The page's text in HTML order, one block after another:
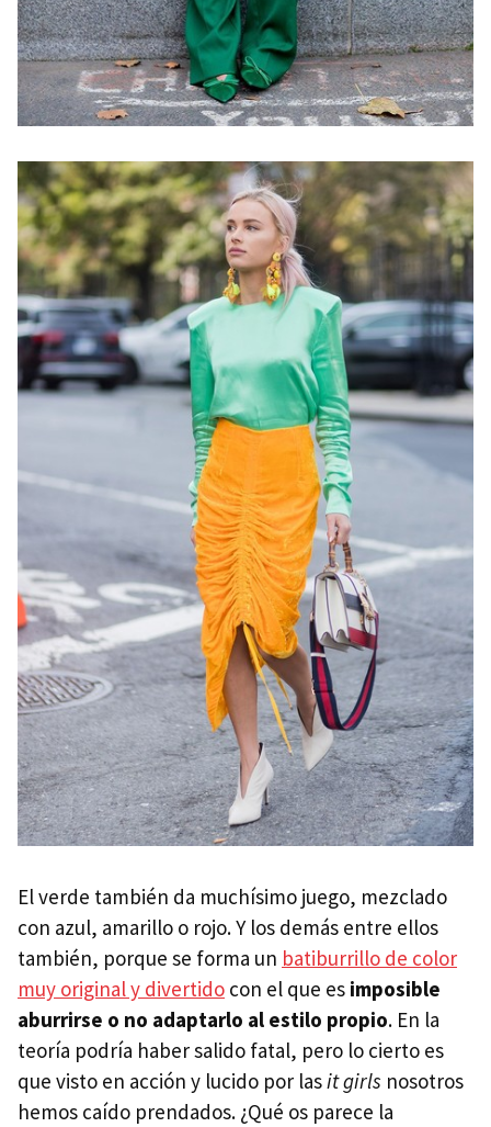
El verde también da muchísimo juego, mezclado
con azul, amarillo o rojo. Y los demás entre ellos
también, porque se forma un batiburrillo de color
muy original y divertido con el que es imposible
aburrirse o no adaptarlo al estilo propio. En la
teoría podría haber salido fatal, pero lo cierto es
que visto en acción y lucido por lasit girls nosotros
hemos caído prendados. ¿Qué os parece la